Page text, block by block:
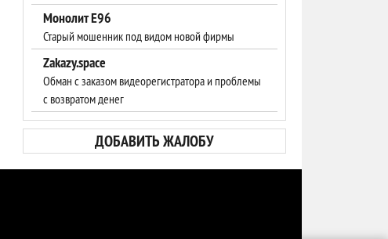
Монолит Е96
Старый мошенник под видом новой фирмы
Zakazy.space
Обман с заказом видеорегистратора и проблемы
с возвратом денег
ДОБАВИТЬ ЖАЛОБУ